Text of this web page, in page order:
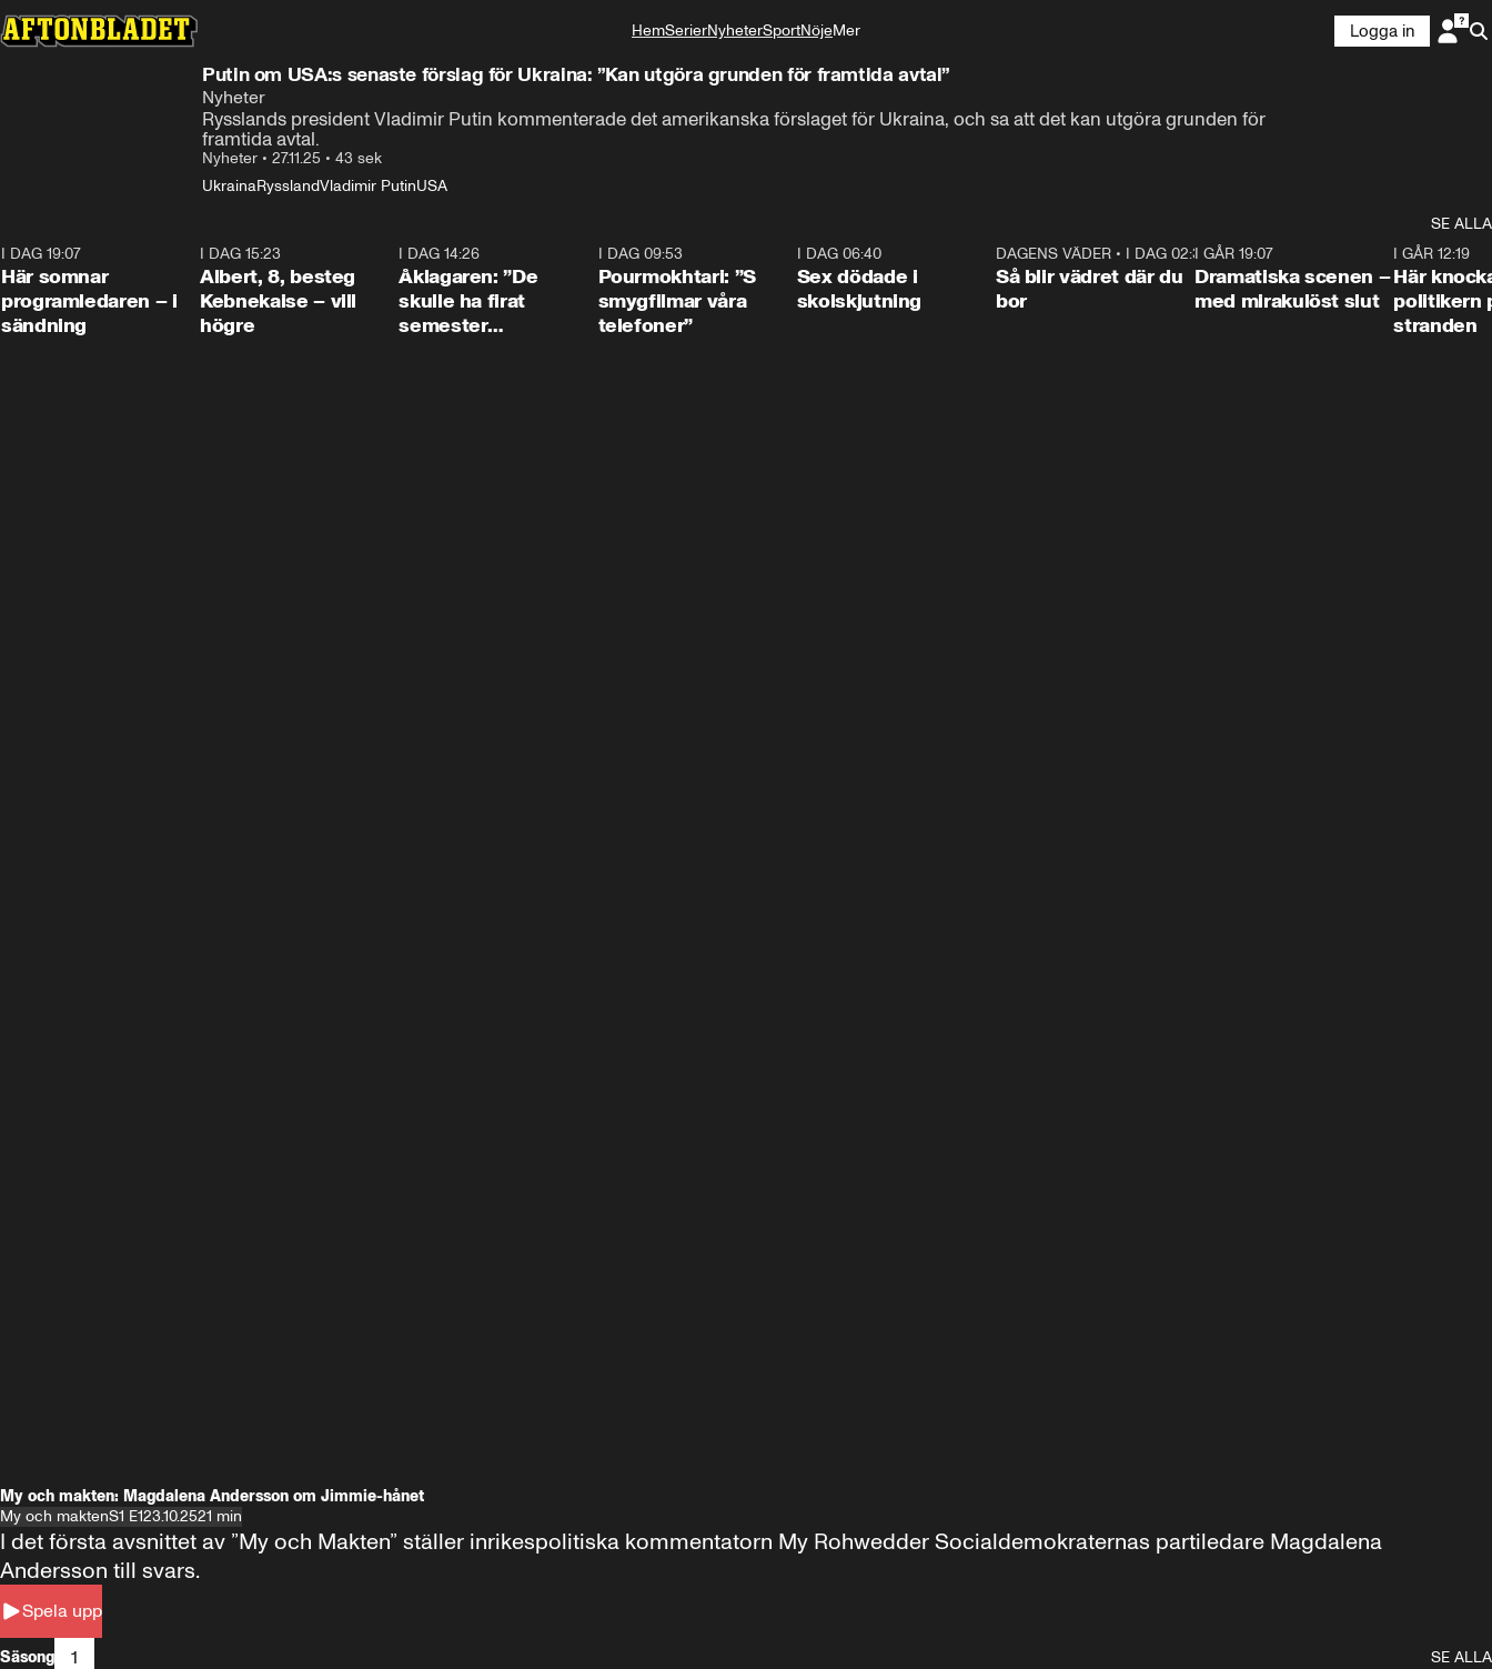
HemSerierNyheterSportNöjeMer
Livsstil
Logga in
Putin om USA:s senaste förslag för Ukraina: ”Kan utgöra grunden för framtida avtal”
Nyheter
Rysslands president Vladimir Putin kommenterade det amerikanska förslaget för Ukraina, och sa att det kan utgöra grunden för
framtida avtal.
Nyheter • 27.11.25 • 43 sek
UkrainaRysslandVladimir PutinUSA
SE ALLA
I DAG 19:07
Här somnar
programledaren – i
sändning
I DAG 15:23
Albert, 8, besteg
Kebnekaise – vill
högre
I DAG 14:26
Åklagaren: ”De
skulle ha firat
semester
I DAG 09:53
Pourmokhtari: ”S
smygfilmar våra
telefoner”
I DAG 06:40
Sex dödade i
skolskjutning
1:06
DAGENS VÄDER• I DAG 02:30
Så blir vädret där du
bor
I GÅR 19:07
Dramatiska scenen –
med mirakulöst slut
I GÅR 12:19
Här
politikern
stranden
My och makten: Magdalena Andersson om Jimmie-hånet
My och maktenS1 E123.10.2521 min
Spela upp
I det första avsnittet av ”My och Makten” ställer inrikespolitiska kommentatorn My Rohwedder Socialdemokraternas partiledare Magdalena
Andersson till svars.
Säsong 1
SE ALLA